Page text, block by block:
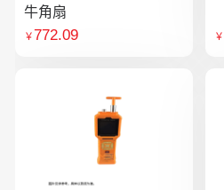
牛角扇
￥772.09 ￥